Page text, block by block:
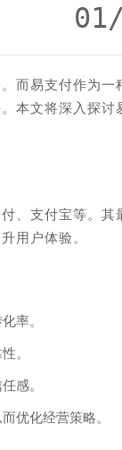
而易支付作为一
本文将深入探讨
、支付宝等。其
用户体验。
率。
。
感。
优化经营策略。